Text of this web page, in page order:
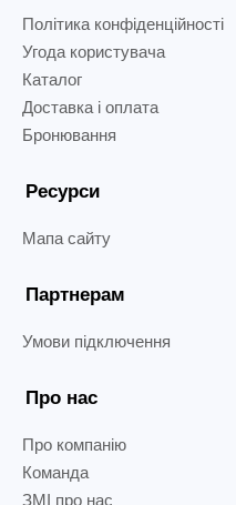
Політика конфіденційності
Угода користувача
Каталог
Доставка і оплата
Бронювання
Ресурси
Мапа сайту
Партнерам
Умови підключення
Про нас
Про компанію
Команда
ЗМІ про нас